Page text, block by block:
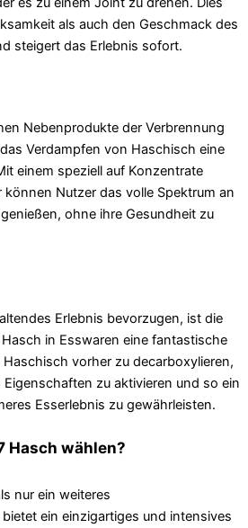
als auch den Geschmack des
steigert das Erlebnis sofort.
Nebenprodukte der Verbrennung
Verdampfen von Haschisch eine
einem speziell auf Konzentrate
Nutzer das volle Spektrum an
ohne ihre Gesundheit zu
Erlebnis bevorzugen, ist die
in Esswaren eine fantastische
vorher zu decarboxylieren,
zu aktivieren und so ein
Esserlebnis zu gewährleisten.
Hasch wählen?
nur ein weiteres
ein einzigartiges und intensives